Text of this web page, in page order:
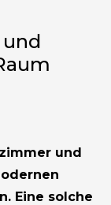
und
Eine solche